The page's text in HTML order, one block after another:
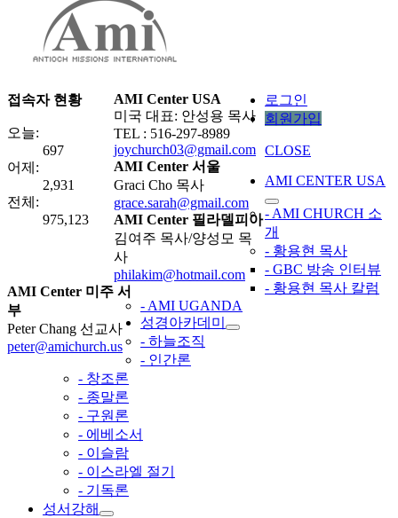
접속자 현황
오늘:
697
어제:
2,931
전체:
975,123
AMI Center USA
미국 대표: 안성용 목사
TEL : 516-297-8989
joychurch03@gmail.com
AMI Center 서울
Graci Cho 목사
grace.sarah@gmail.com
AMI Center 필라델피아
김여주 목사/양성모 목
사
philakim@hotmail.com
AMI Center 미주 서
부
Peter Chang 선교사
peter@amichurch.us
로그인
회원가입
CLOSE
AMI CENTER USA
- AMI CHURCH 소
개
- 황용현 목사
- GBC 방송 인터뷰
- 황용현 목사 칼럼
- AMI UGANDA
성경아카데미
- 하늘조직
- 인간론
- 창조론
- 종말론
- 구원론
- 에베소서
- 이슬람
- 이스라엘 절기
- 기독론
성서강해